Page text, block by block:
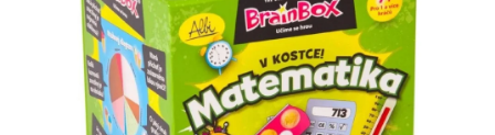
hvězdiček.